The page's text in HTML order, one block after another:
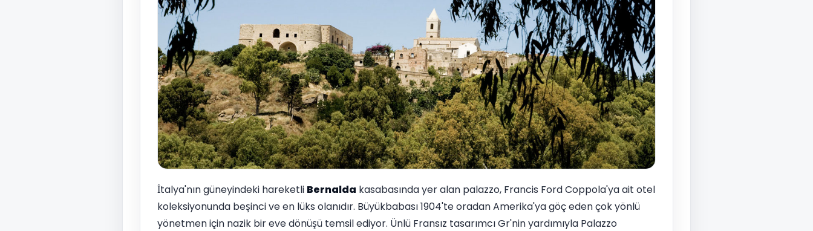
İtalya'nın güneyindeki hareketli Bernalda kasabasında yer alan palazzo, Francis Ford Coppola'ya ait otel
koleksiyonunda beşinci ve en lüks olanıdır. Büyükbabası 1904'te oradan Amerika'ya göç eden çok yönlü
yönetmen için nazik bir eve dönüşü temsil ediyor. Ünlü Fransız tasarımcı Gr'nin yardımıyla Palazzo